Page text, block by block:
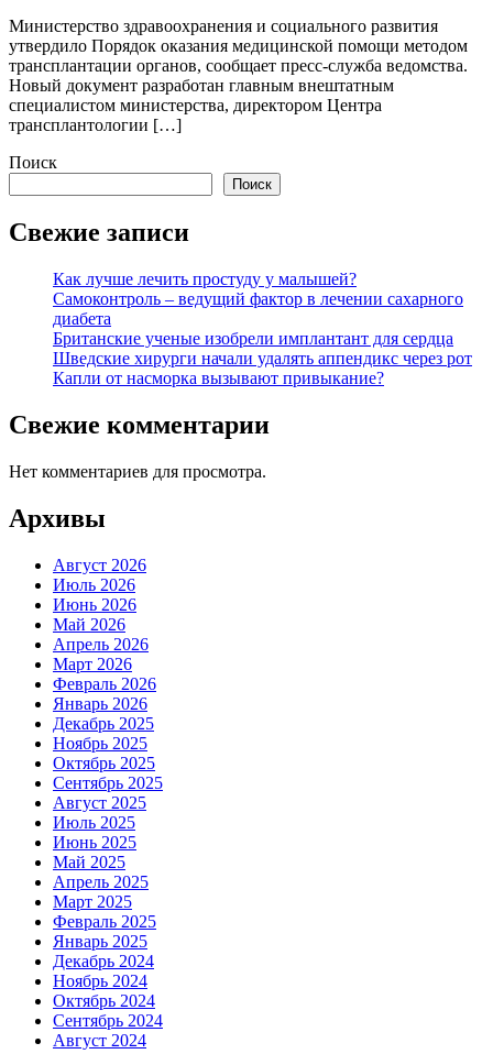
Министерство здравоохранения и социального развития
утвердило Порядок оказания медицинской помощи методом
трансплантации органов, сообщает пресс-служба ведомства.
Новый документ разработан главным внештатным
специалистом министерства, директором Центра
трансплантологии […]
Поиск
Поиск
Свежие записи
Как лучше лечить простуду у малышей?
Самоконтроль – ведущий фактор в лечении сахарного
диабета
Британские ученые изобрели имплантант для сердца
Шведские хирурги начали удалять аппендикс через рот
Капли от насморка вызывают привыкание?
Свежие комментарии
Нет комментариев для просмотра.
Архивы
Август 2026
Июль 2026
Июнь 2026
Май 2026
Апрель 2026
Март 2026
Февраль 2026
Январь 2026
Декабрь 2025
Ноябрь 2025
Октябрь 2025
Сентябрь 2025
Август 2025
Июль 2025
Июнь 2025
Май 2025
Апрель 2025
Март 2025
Февраль 2025
Январь 2025
Декабрь 2024
Ноябрь 2024
Октябрь 2024
Сентябрь 2024
Август 2024